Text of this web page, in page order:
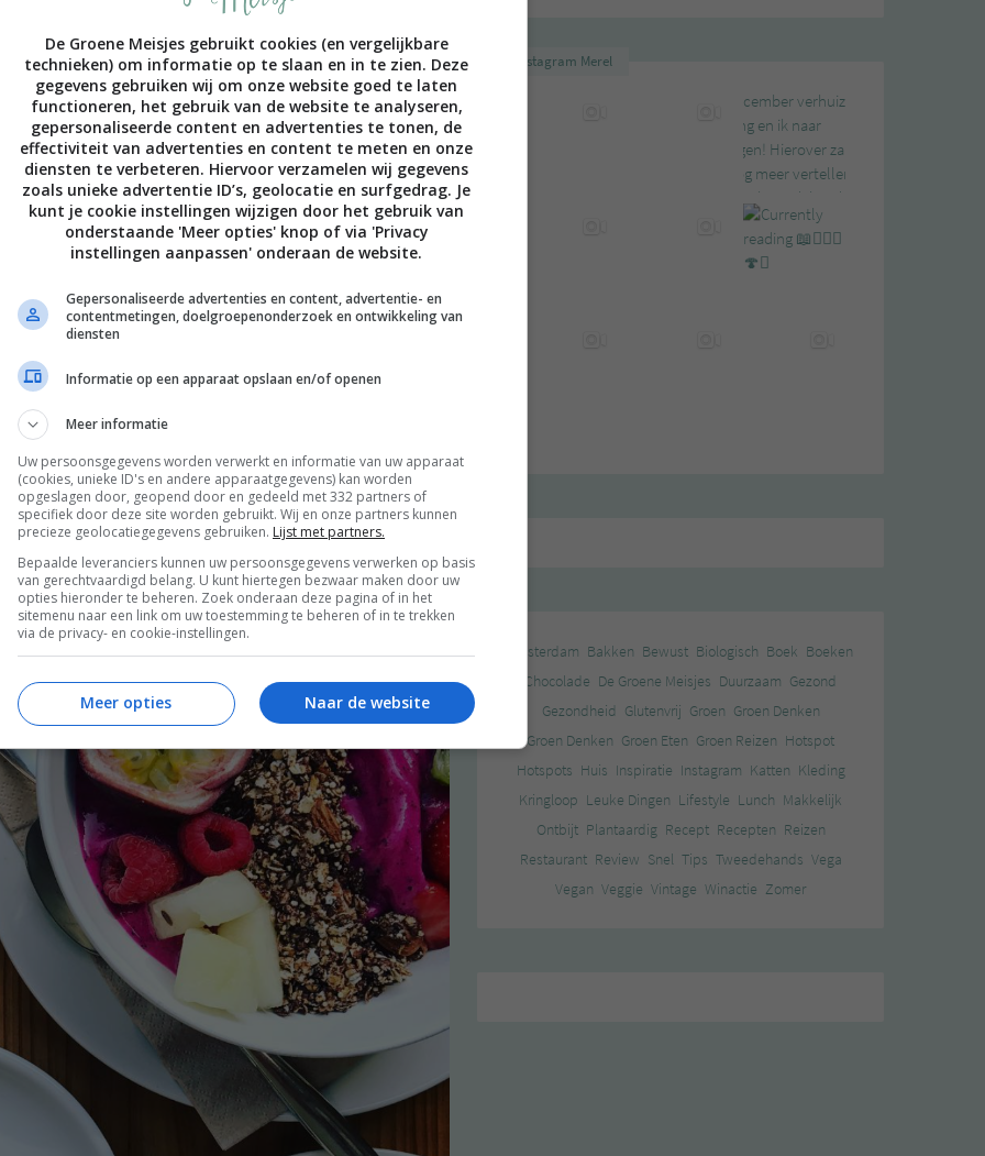
dagje of een weekendje Rotterdam, stuur ik diegene
een heel tof restaurant in het voormalige
het restaurant het allermooiste uitzicht over de
is ook, of misschien ook wel vooral, omdat je er zo
voor iets tofs, iets waar ik zelf heel veel zin in
recept met jullie delen. Met andere woorden: lees
DINER
2017
in Rotterdam #7
Instagram Merel
Amsterdam Bakken Bewust Biologisch Boek Boeken
Chocolade De Groene Meisjes Duurzaam Gezond
Gezondheid Glutenvrij Groen Groen Denken
Groen Denken Groen Eten Groen Reizen Hotspot
Hotspots Huis Inspiratie Instagram Katten Kleding
Kringloop Leuke Dingen Lifestyle Lunch Makkelijk
Ontbijt Plantaardig Recept Recepten Reizen
Restaurant Review Snel Tips Tweedehands Vega
Vegan Veggie Vintage Winactie Zomer
De Groene Meisjes gebruikt cookies (en vergelijkbare
technieken) om informatie op te slaan en in te zien. Deze
gegevens gebruiken wij om onze website goed te laten
functioneren, het gebruik van de website te analyseren,
gepersonaliseerde content en advertenties te tonen, de
effectiviteit van advertenties en content te meten en onze
diensten te verbeteren. Hiervoor verzamelen wij gegevens
zoals unieke advertentie ID’s, geolocatie en surfgedrag. Je
kunt je cookie instellingen wijzigen door het gebruik van
onderstaande 'Meer opties' knop of via 'Privacy
instellingen aanpassen' onderaan de website.
Gepersonaliseerde advertenties en content, advertentie- en
contentmetingen, doelgroepenonderzoek en ontwikkeling van
diensten
Informatie op een apparaat opslaan en/of openen
Meer informatie
Uw persoonsgegevens worden verwerkt en informatie van uw apparaat
(cookies, unieke ID's en andere apparaatgegevens) kan worden
opgeslagen door, geopend door en gedeeld met 332 partners of
specifiek door deze site worden gebruikt. Wij en onze partners kunnen
precieze geolocatiegegevens gebruiken. Lijst met partners.
Bepaalde leveranciers kunnen uw persoonsgegevens verwerken op basis
van gerechtvaardigd belang. U kunt hiertegen bezwaar maken door uw
opties hieronder te beheren. Zoek onderaan deze pagina of in het
sitemenu naar een link om uw toestemming te beheren of in te trekken
via de privacy- en cookie-instellingen.
Naar de website
Meer opties